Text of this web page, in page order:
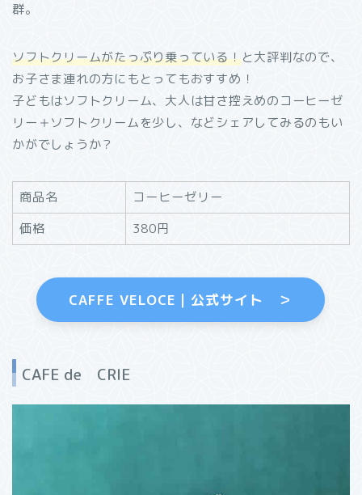
群。
ソフトクリームがたっぷり乗っている！と大評判なので、
お子さま連れの方にもとってもおすすめ！
子どもはソフトクリーム、大人は甘さ控えめのコーヒーゼ
リー＋ソフトクリームを少し、などシェアしてみるのもい
かがでしょうか？
商品名
コーヒーゼリー
価格
380円
CAFFE VELOCE｜公式サイト ＞
CAFE de CRIE